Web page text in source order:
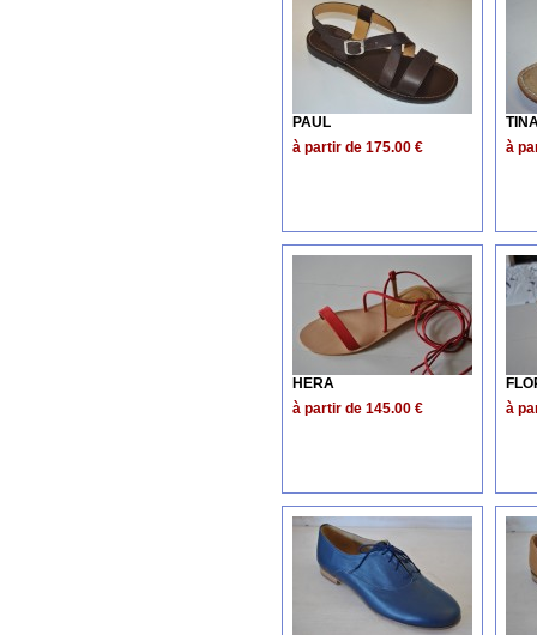
PAUL
à partir de 175.00 €
à
HERA
à partir de 145.00 €
à